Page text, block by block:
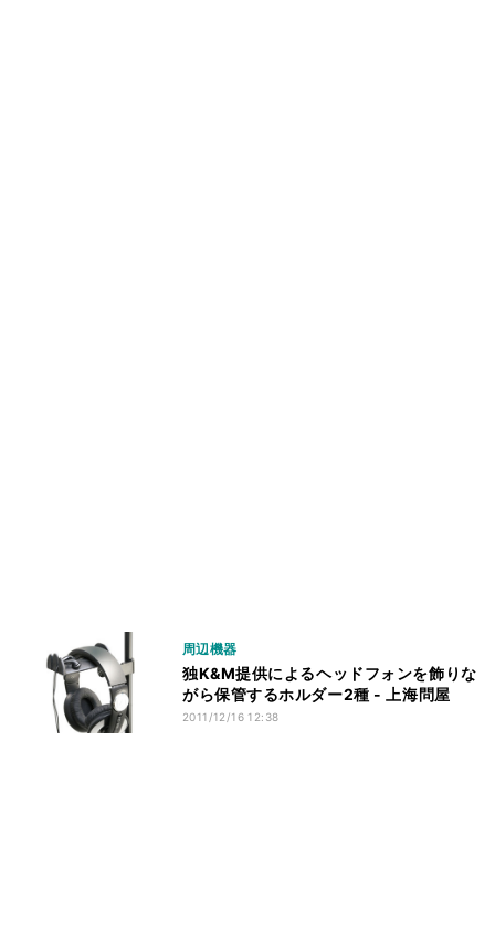
周辺機器
独K&M提供によるヘッドフォンを飾りな
がら保管するホルダー2種 - 上海問屋
2011/12/16 12:38